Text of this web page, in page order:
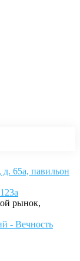
д. 65а, павильон
рынок,